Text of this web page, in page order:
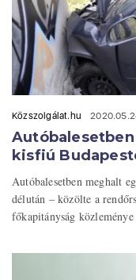
Közszolgálat.hu
kisfiú
Autóbalesetben meghalt
délután – közölte a
főkapitányság